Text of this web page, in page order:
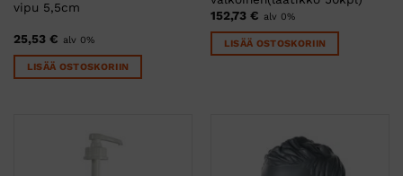
vipu 5,5cm
25,53 € alv 0%
LISÄÄ OSTOSKORIIN
152,73 € alv 0%
LISÄÄ OSTOSKORIIN